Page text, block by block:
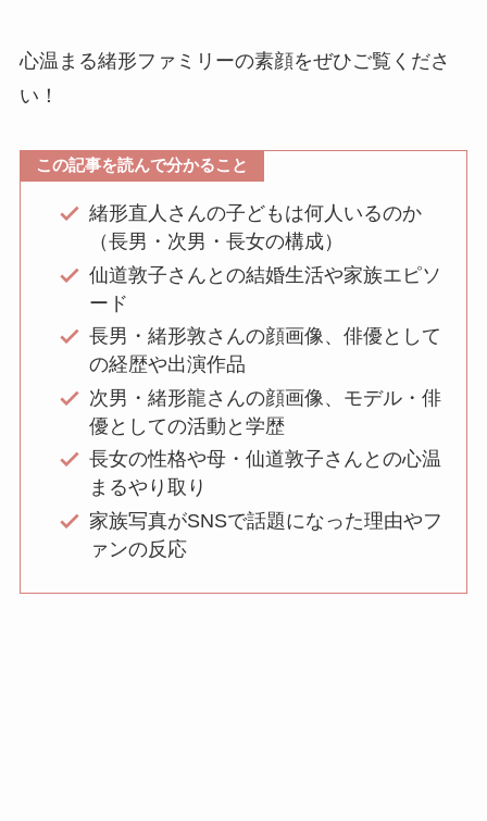
心温まる緒形ファミリーの素顔をぜひご覧くださ
い！
この記事を読んで分かること
緒形直人さんの子どもは何人いるのか
（長男・次男・長女の構成）
仙道敦子さんとの結婚生活や家族エピソ
ード
長男・緒形敦さんの顔画像、俳優として
の経歴や出演作品
次男・緒形龍さんの顔画像、モデル・俳
優としての活動と学歴
長女の性格や母・仙道敦子さんとの心温
まるやり取り
家族写真がSNSで話題になった理由やフ
ァンの反応